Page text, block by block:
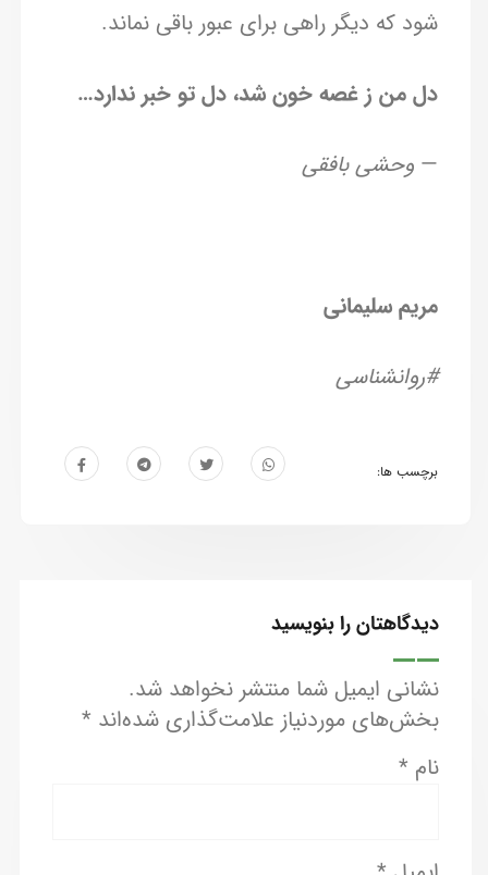
شود که دیگر راهی برای عبور باقی نماند.
دل من ز غصه خون شد، دل تو خبر ندارد…
— وحشی بافقی
مریم سلیمانی
#روانشناسی
برچسب ها:
دیدگاهتان را بنویسید
نشانی ایمیل شما منتشر نخواهد شد.
بخش‌های موردنیاز علامت‌گذاری شده‌اند *
نام *